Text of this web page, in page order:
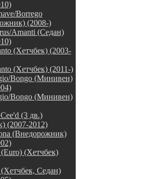
Borrego
(2008-)
Amanti (Седан)
(Хетчбек) (2003-
(Хетчбек) (2011-)
Bongo (Минивен)
Bongo (Минивен)
(3 дв.)
(2007-2012)
(Внедорожник)
(Хетчбек)
Седан)